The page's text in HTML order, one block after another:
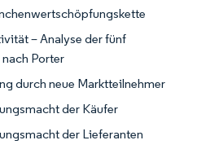
– Analyse der fünf
Porter
durch neue Marktteilnehmer
der Käufer
der Lieferanten